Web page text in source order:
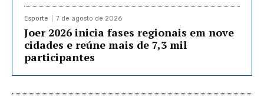
Esporte 7 de agosto de 2026
Joer 2026 inicia fases regionais em nove
cidades e reúne mais de 7,3 mil
participantes